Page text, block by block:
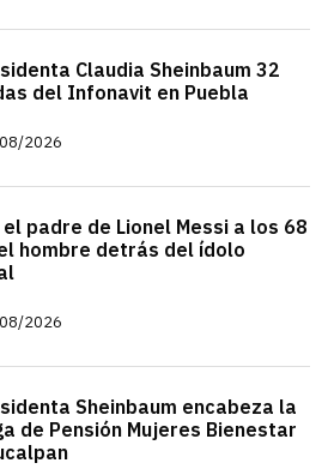
Claudia Sheinbaum 32
del Infonavit en Puebla
2026
el padre de Lionel Messi a los 68
hombre detrás del ídolo
2026
Sheinbaum encabeza la
de Pensión Mujeres Bienestar